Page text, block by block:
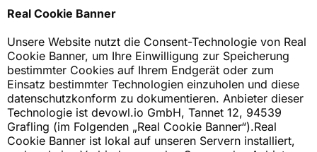
Real Cookie Banner
Unsere Website nutzt die Consent-Technologie von Real
Cookie Banner, um Ihre Einwilligung zur Speicherung
bestimmter Cookies auf Ihrem Endgerät oder zum
Einsatz bestimmter Technologien einzuholen und diese
datenschutzkonform zu dokumentieren. Anbieter dieser
Technologie ist devowl.io GmbH, Tannet 12, 94539
Grafling (im Folgenden „Real Cookie Banner“).Real
Cookie Banner ist lokal auf unseren Servern installiert,